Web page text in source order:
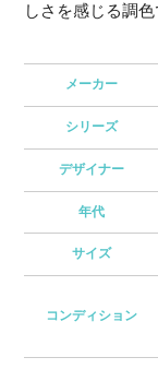
しさを感じる調色
メーカー
シリーズ
デザイナー
年代
サイズ
コンディション